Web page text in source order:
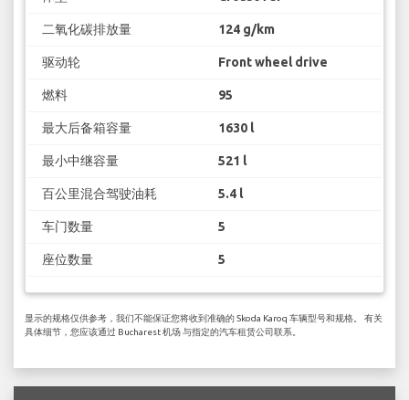
二氧化碳排放量 124 g/km
驱动轮 Front wheel drive
燃料 95
最大后备箱容量 1630 l
最小中继容量 521 l
百公里混合驾驶油耗 5.4 l
车门数量 5
座位数量 5
显示的规格仅供参考，我们不能保证您将收到准确的 Skoda Karoq 车辆型号和规格。 有关
具体细节，您应该通过 Bucharest 机场 与指定的汽车租赁公司联系。